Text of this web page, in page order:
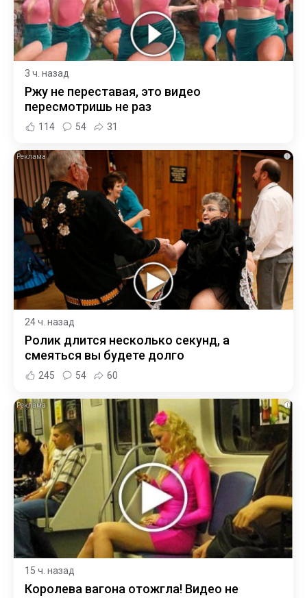
3 ч. назад
Ржу не переставая, это видео
пересмотришь не раз
114 54 31
i
24 ч. назад
Ролик длится несколько секунд, а
смеяться вы будете долго
245 54 60
i
15 ч. назад
Королева вагона отожгла! Видео не